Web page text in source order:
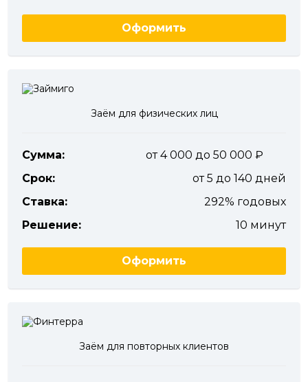
Оформить
Заём для физических лиц
Сумма:
от 4 000 до 50 000
Срок:
от 5 до 140 дней
Ставка:
292% годовых
Решение:
10 минут
Оформить
Заём для повторных клиентов